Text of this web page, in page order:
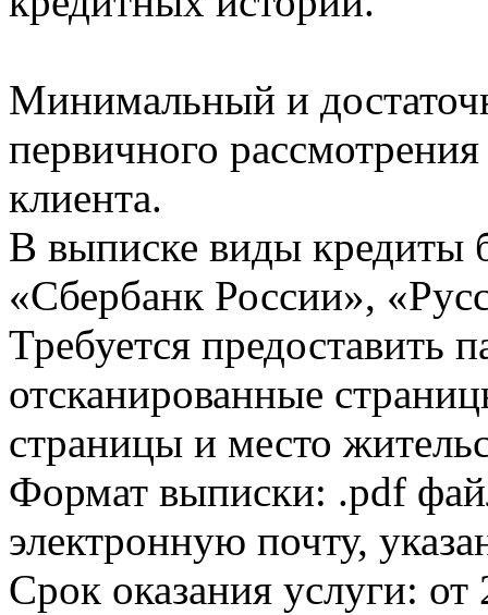
Минимальный и
первичного
клиента.
В выписке виды кредиты
«Сбербанк России»,
Требуется предоставить
отсканированные
страницы и место
Формат выписки: .pdf
электронную почту,
Срок оказания услуги: от